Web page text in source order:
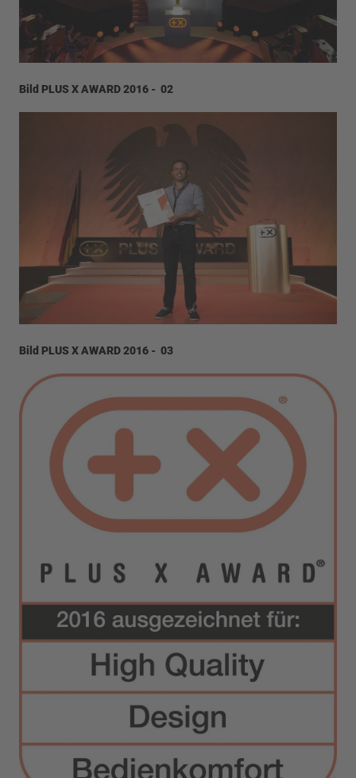
Bild PLUS X AWARD 2016 - 02
Bild PLUS X AWARD 2016 - 03